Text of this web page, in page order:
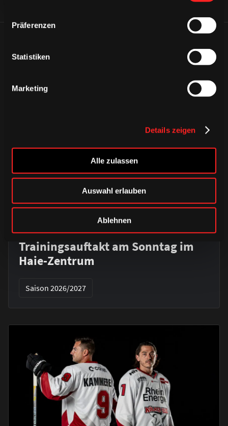
Präferenzen
Statistiken
Marketing
Details zeigen
Alle zulassen
Auswahl erlauben
Ablehnen
DONNERSTAG, 06. AUGUST 2026
Alle Infos zum öffentlichen
Trainingsauftakt am Sonntag im
Haie-Zentrum
Saison 2026/2027